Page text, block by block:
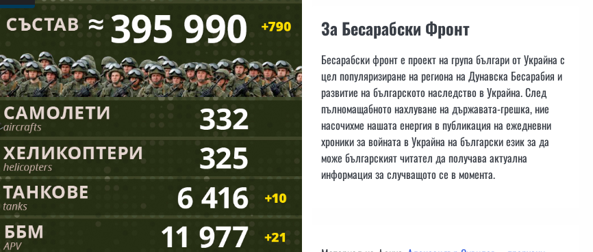
За Бесарабски Фронт
Бесарабски фронт е проект на група българи от Украйна с
цел популяризиране на региона на Дунавска Бесарабия и
развитие на българското наследство в Украйна. След
пълномащабното нахлуване на държавата-грешка, ние
насочихме нашата енергия в публикация на ежедневни
хроники за войната в Украйна на български език за да
може българският читател да получава актуална
информация за случващото се в момента.